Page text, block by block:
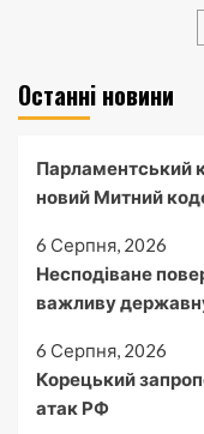
Останні новини
Парламентський
новий Митний
6 Серпня, 2026
Несподіване
важливу
6 Серпня, 2026
Корецький
атак РФ